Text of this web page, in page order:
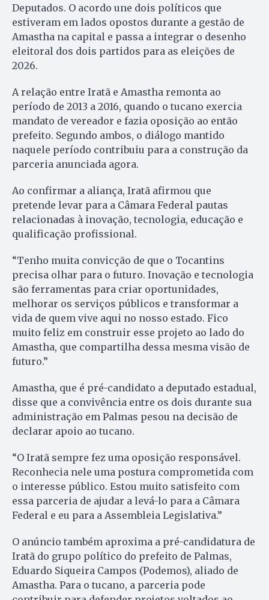
Deputados. O acordo une dois políticos que
estiveram em lados opostos durante a gestão de
Amastha na capital e passa a integrar o desenho
eleitoral dos dois partidos para as eleições de
2026.
A relação entre Iratã e Amastha remonta ao
período de 2013 a 2016, quando o tucano exercia
mandato de vereador e fazia oposição ao então
prefeito. Segundo ambos, o diálogo mantido
naquele período contribuiu para a construção da
parceria anunciada agora.
Ao confirmar a aliança, Iratã afirmou que
pretende levar para a Câmara Federal pautas
relacionadas à inovação, tecnologia, educação e
qualificação profissional.
“Tenho muita convicção de que o Tocantins
precisa olhar para o futuro. Inovação e tecnologia
são ferramentas para criar oportunidades,
melhorar os serviços públicos e transformar a
vida de quem vive aqui no nosso estado. Fico
muito feliz em construir esse projeto ao lado do
Amastha, que compartilha dessa mesma visão de
futuro.”
Amastha, que é pré-candidato a deputado estadual,
disse que a convivência entre os dois durante sua
administração em Palmas pesou na decisão de
declarar apoio ao tucano.
“O Iratã sempre fez uma oposição responsável.
Reconhecia nele uma postura comprometida com
o interesse público. Estou muito satisfeito com
essa parceria de ajudar a levá-lo para a Câmara
Federal e eu para a Assembleia Legislativa.”
O anúncio também aproxima a pré-candidatura de
Iratã do grupo político do prefeito de Palmas,
Eduardo Siqueira Campos (Podemos), aliado de
Amastha. Para o tucano, a parceria pode